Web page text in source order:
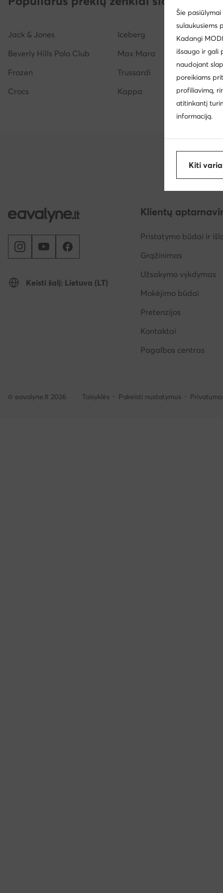
Šlepetės vyrams
Šlepetės per pirštą vyrams Tommy Hilfiger Moteriški
Jack & Jones Iceberg
Beverly Hills Polo Club
Max Mara
Frozen
Trussardi
Crocs
Kappa
Keisti šalį: Lietuva (LT)
Klientų
Pristatymo būdai ir
Grąžinimas
Užsakymo vykdymas
Mokėjimo būdai
Pretenzijos
Kontaktai
Pagalbos centras
© eavalyne.lt 2026 Taisyklės Pakeisti nustatymus
Šie
sulaukusiems
Kadangi
išsaugo ir gali
naudojant
poreikiams
profiliavimą,
atitinkantį
informaciją.
Kiti